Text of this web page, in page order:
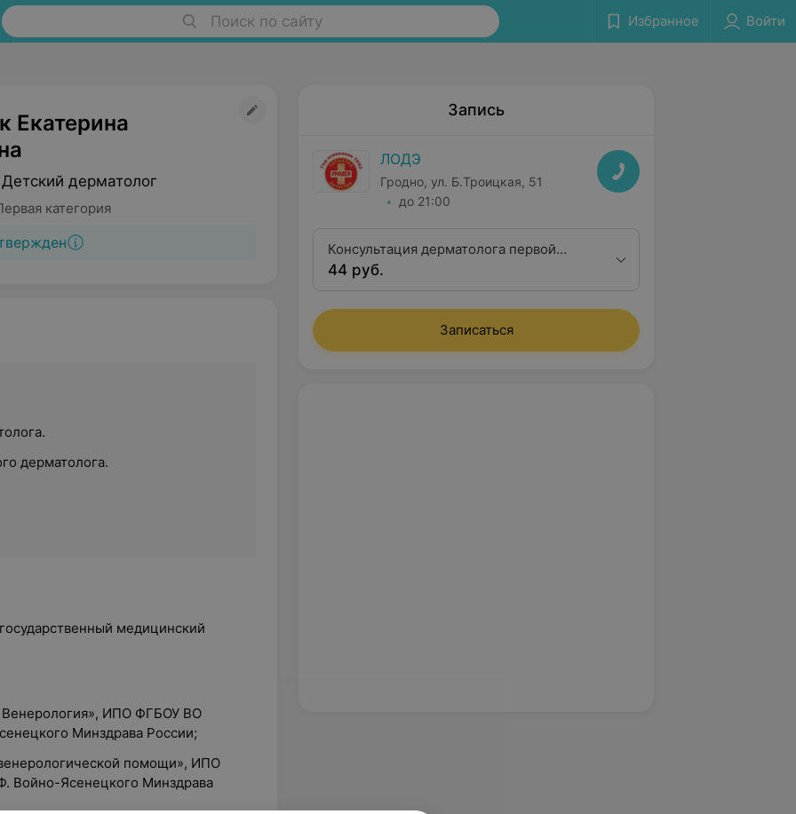
Поиск по сайту Избранное Войти
Екатерина
дерматолог
категория
дерматолога.
медицинский
Венерология», ИПО ФГБОУ ВО
Минздрава России;
помощи», ИПО
Войно-Ясенецкого Минздрава
Запись
ЛОДЭ
Гродно, ул. Б.Троицкая, 51
до 21:00
Консультация дерматолога первой
категории
44 руб.
Записаться